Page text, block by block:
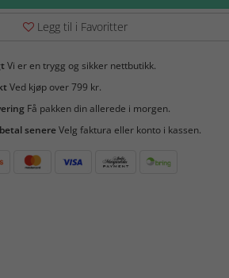
Legg til i Favoritter
Vi er en trygg og sikker nettbutikk.
Ved kjøp over 799 kr.
Få pakken din allerede i morgen.
senereVelg faktura eller konto i kassen.